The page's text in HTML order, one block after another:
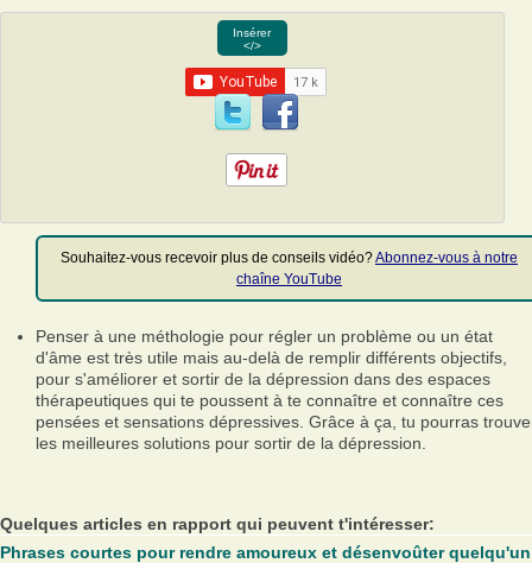
Insérer
</>
Souhaitez-vous recevoir plus de conseils vidéo?Abonnez-vous à notre
chaîne YouTube
Penser à une méthologie pour régler un problème ou un état
d'âme est très utile mais au-delà de remplir différents objectifs,
pour s'améliorer et sortir de la dépression dans des espaces
thérapeutiques qui te poussent à te connaître et connaître ces
pensées et sensations dépressives. Grâce à ça, tu pourras
les meilleures solutions pour sortir de la dépression.
Quelques articles en rapport qui peuvent t'intéresser:
Phrases courtes pour rendre amoureux et désenvoûter quelqu'un